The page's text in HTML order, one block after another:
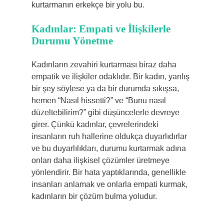
kurtarmanın erkekçe bir yolu bu.
Kadınlar: Empati ve İlişkilerle
Durumu Yönetme
Kadınların zevahiri kurtarması biraz daha
empatik ve ilişkiler odaklıdır. Bir kadın, yanlış
bir şey söylese ya da bir durumda sıkışsa,
hemen “Nasıl hissetti?” ve “Bunu nasıl
düzeltebilirim?” gibi düşüncelerle devreye
girer. Çünkü kadınlar, çevrelerindeki
insanların ruh hallerine oldukça duyarlıdırlar
ve bu duyarlılıkları, durumu kurtarmak adına
onları daha ilişkisel çözümler üretmeye
yönlendirir. Bir hata yaptıklarında, genellikle
insanları anlamak ve onlarla empati kurmak,
kadınların bir çözüm bulma yoludur.